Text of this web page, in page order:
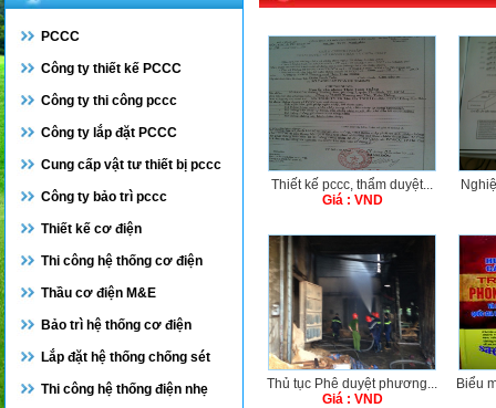
PCCC
Công ty thiết kế PCCC
Công ty thi công pccc
Công ty lắp đặt PCCC
Cung cấp vật tư thiết bị pccc
Công ty bảo trì pccc
Thiết kế cơ điện
Thi công hệ thống cơ điện
Thầu cơ điện M&E
Bảo trì hệ thống cơ điện
Lắp đặt hệ thống chống sét
Thi công hệ thống điện nhẹ
Thiết kế pccc, thẩm duyệt...
Giá : VND
Thủ tục Phê duyệt phương...
Giá : VND
Biểu